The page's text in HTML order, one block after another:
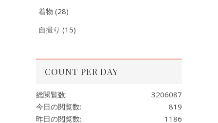
着物 (28)
自撮り (15)
COUNT PER DAY
3206087
総閲覧数:
819
今日の閲覧数:
1186
昨日の閲覧数: